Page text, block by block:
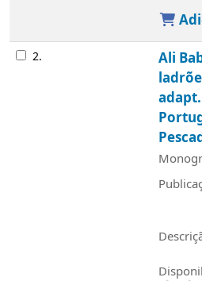
2.
Ali